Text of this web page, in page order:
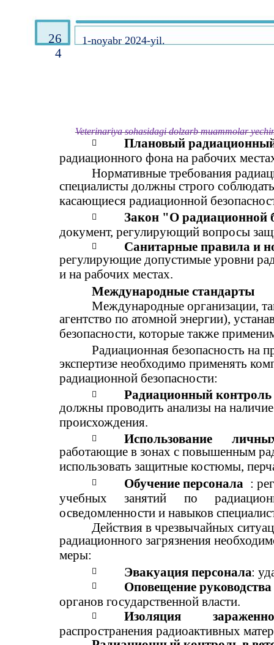
26
4
1-noyabr 2024-yil.
Veterinariya sohasidagi dolzarb muammolar

Плановый
радиационного фона на рабочих
Нормативные требования
специалисты должны строго
касающиеся радиационной

Закон "О радиационной
документ, регулирующий вопросы

Санитарные правила и
регулирующие допустимые уровни
и на рабочих местах.
Международные стандарты
Международные организации,
агентство по атомной энергии),
безопасности, которые также
Радиационная безопасность на
экспертизе необходимо применять
радиационной безопасности:

Радиационный
должны проводить анализы на
происхождения.
 Использование
работающие в зонах с повышенным
использовать защитные костюмы,
 Обучение персонала :
учебных
занятий по
осведомленности и навыков
Действия в чрезвычайных
радиационного загрязнения
меры:
 Эвакуация персонала:

Оповещение руководства
органов государственной власти.
 Изоляция
распространения радиоактивных